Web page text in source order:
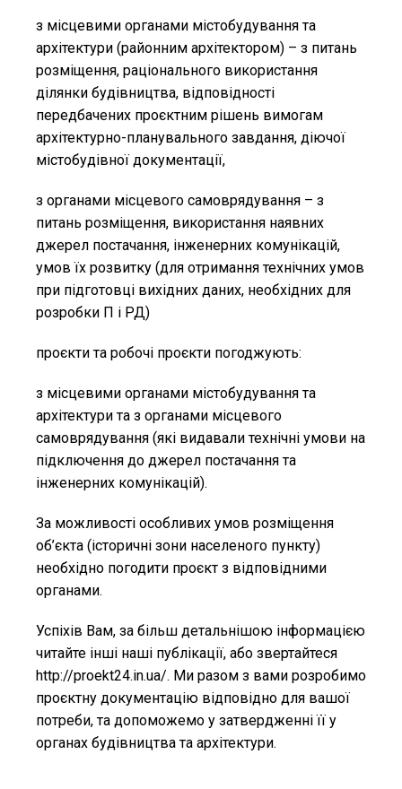
з місцевими органами містобудування та
архітектури (районним архітектором) – з питань
розміщення, раціонального використання
ділянки будівництва, відповідності
передбачених проєктним рішень вимогам
архітектурно-планувального завдання, діючої
містобудівної документації,
з органами місцевого самоврядування – з
питань розміщення, використання наявних
джерел постачання, інженерних комунікацій,
умов їх розвитку (для отримання технічних умов
при підготовці вихідних даних, необхідних для
розробки П і РД)
проєкти та робочі проєкти погоджують:
з місцевими органами містобудування та
архітектури та з органами місцевого
самоврядування (які видавали технічні умови на
підключення до джерел постачання та
інженерних комунікацій).
За можливості особливих умов розміщення
об’єкта (історичні зони населеного пункту)
необхідно погодити проєкт з відповідними
органами.
Успіхів Вам, за більш детальнішою інформацією
читайте інші наші публікації, або звертайтеся
http://proekt24.in.ua/. Ми разом з вами розробимо
проєктну документацію відповідно для вашої
потреби, та допоможемо у затвердженні її у
органах будівництва та архітектури.